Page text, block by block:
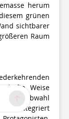
herum
grünen
sichtbarer
Raum
Weise
Farbwahl
integriert